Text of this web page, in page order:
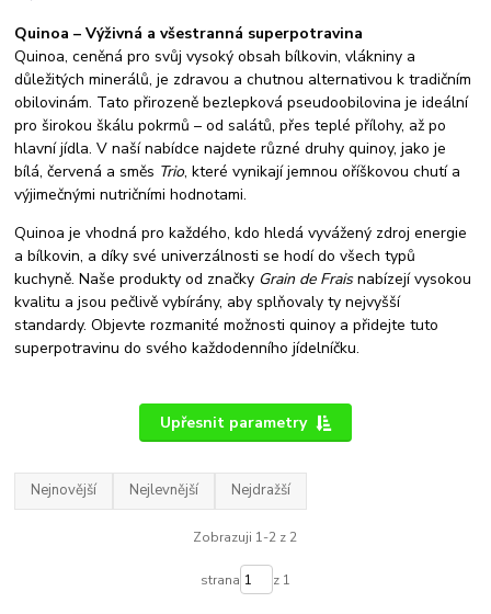
Quinoa – Výživná a všestranná superpotravina
Quinoa, ceněná pro svůj vysoký obsah bílkovin, vlákniny a
důležitých minerálů, je zdravou a chutnou alternativou k tradičním
obilovinám. Tato přirozeně bezlepková pseudoobilovina je ideální
pro širokou škálu pokrmů – od salátů, přes teplé přílohy, až po
hlavní jídla. V naší nabídce najdete různé druhy quinoy, jako je
bílá, červená a směs Trio, které vynikají jemnou oříškovou chutí a
výjimečnými nutričními hodnotami.
Quinoa je vhodná pro každého, kdo hledá vyvážený zdroj energie
a bílkovin, a díky své univerzálnosti se hodí do všech typů
kuchyně. Naše produkty od značky Grain de Fraisnabízejí vysokou
kvalitu a jsou pečlivě vybírány, aby splňovaly ty nejvyšší
standardy. Objevte rozmanité možnosti quinoy a přidejte tuto
superpotravinu do svého každodenního jídelníčku.
Upřesnit parametry
Nejnovější Nejlevnější Nejdražší
Zobrazuji 1-2 z 2
strana z 1